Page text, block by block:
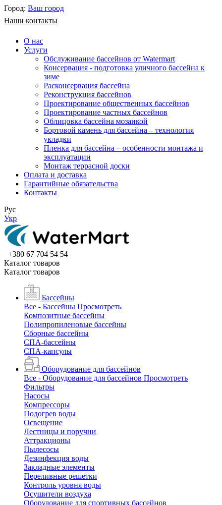
Город: Ваш город
Наши контакты
О нас
Услуги
Обслуживание бассейнов от Watermart
Консервация - подготовка уличного бассейна к
зиме
Расконсервация бассейна
Реконструкция бассейнов
Проектирование общественных бассейнов
Проектирование частных бассейнов
​Облицовка бассейна мозаикой
Бортовой камень для бассейна – технология
укладки
Пленка для бассейна – особенности монтажа и
эксплуатации
Монтаж террасной доски
Оплата и доставка
Гарантийные обязательства
Контакты
Рус
Укр
+380 67 704 54 54
Каталог товаров
Каталог товаров
Бассейны
Все - Бассейны Просмотреть
Композитные бассейны
Полипропиленовые бассейны
Сборные бассейны
СПА-бассейны
СПА-капсулы
Оборудование для бассейнов
Все - Оборудование для бассейнов Просмотреть
Фильтры
Насосы
Компрессоры
Подогрев воды
Освещение
Лестницы и поручни
Аттракционы
Пылесосы
Дезинфекция воды
Закладные элементы
Переливные решетки
Контроль уровня воды
Осушители воздуха
Оборудование для спортивных бассейнов